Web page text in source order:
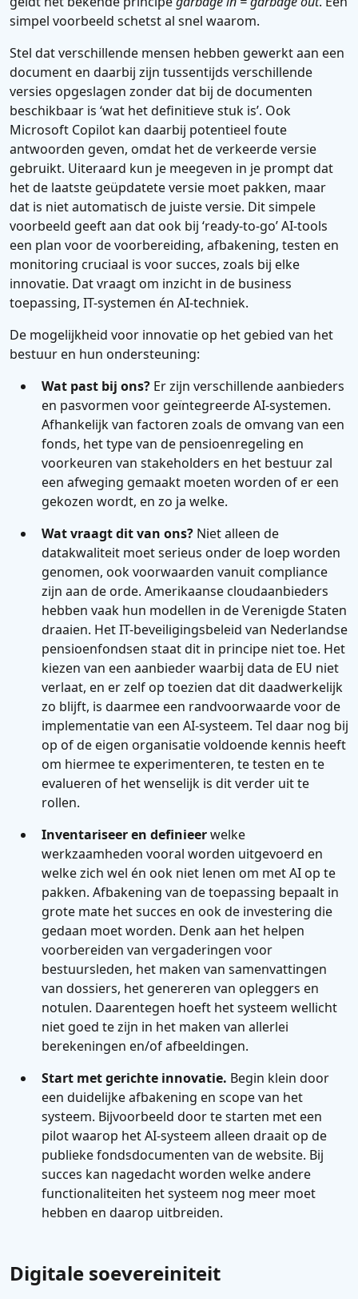
simpel voorbeeld schetst al snel waarom.
Stel dat verschillende mensen hebben gewerkt aan een
document en daarbij zijn tussentijds verschillende
versies opgeslagen zonder dat bij de documenten
beschikbaar is ‘wat het definitieve stuk is’. Ook
Microsoft Copilot kan daarbij potentieel foute
antwoorden geven, omdat het de verkeerde versie
gebruikt. Uiteraard kun je meegeven in je prompt dat
het de laatste geüpdatete versie moet pakken, maar
dat is niet automatisch de juiste versie. Dit simpele
voorbeeld geeft aan dat ook bij ‘ready-to-go’ AI-tools
een plan voor de voorbereiding, afbakening, testen en
monitoring cruciaal is voor succes, zoals bij elke
innovatie. Dat vraagt om inzicht in de business
toepassing, IT-systemen én AI-techniek.
De mogelijkheid voor innovatie op het gebied van het
bestuur en hun ondersteuning:
Wat past bij ons? Er zijn verschillende aanbieders
en pasvormen voor geïntegreerde AI-systemen.
Afhankelijk van factoren zoals de omvang van een
fonds, het type van de pensioenregeling en
voorkeuren van stakeholders en het bestuur zal
een afweging gemaakt moeten worden of er een
gekozen wordt, en zo ja welke.
Wat vraagt dit van ons? Niet alleen de
datakwaliteit moet serieus onder de loep worden
genomen, ook voorwaarden vanuit compliance
zijn aan de orde. Amerikaanse cloudaanbieders
hebben vaak hun modellen in de Verenigde Staten
draaien. Het IT-beveiligingsbeleid van Nederlandse
pensioenfondsen staat dit in principe niet toe. Het
kiezen van een aanbieder waarbij data de EU niet
verlaat, en er zelf op toezien dat dit daadwerkelijk
zo blijft, is daarmee een randvoorwaarde voor de
implementatie van een AI-systeem. Tel daar nog bij
op of de eigen organisatie voldoende kennis heeft
om hiermee te experimenteren, te testen en te
evalueren of het wenselijk is dit verder uit te
rollen.
Inventariseer en definieerwelke
werkzaamheden vooral worden uitgevoerd en
welke zich wel én ook niet lenen om met AI op te
pakken. Afbakening van de toepassing bepaalt in
grote mate het succes en ook de investering die
gedaan moet worden. Denk aan het helpen
voorbereiden van vergaderingen voor
bestuursleden, het maken van samenvattingen
van dossiers, het genereren van opleggers en
notulen. Daarentegen hoeft het systeem wellicht
niet goed te zijn in het maken van allerlei
berekeningen en/of afbeeldingen.
Start met gerichte innovatie. Begin klein door
een duidelijke afbakening en scope van het
systeem. Bijvoorbeeld door te starten met een
pilot waarop het AI-systeem alleen draait op de
publieke fondsdocumenten van de website. Bij
succes kan nagedacht worden welke andere
functionaliteiten het systeem nog meer moet
hebben en daarop uitbreiden.
Digitale soevereiniteit